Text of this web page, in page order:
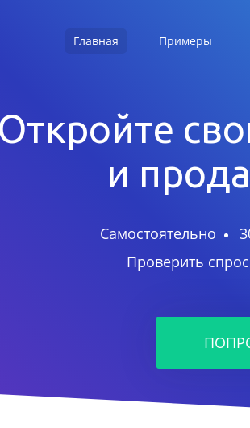
Главная Примеры
Откройте
и
Самостоятельно
Проверить спрос